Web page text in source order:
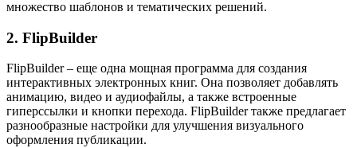
множество шаблонов и тематических решений.
2. FlipBuilder
FlipBuilder – еще одна мощная программа для создания
интерактивных электронных книг. Она позволяет добавлять
анимацию, видео и аудиофайлы, а также встроенные
гиперссылки и кнопки перехода. FlipBuilder также предлагает
разнообразные настройки для улучшения визуального
оформления публикации.